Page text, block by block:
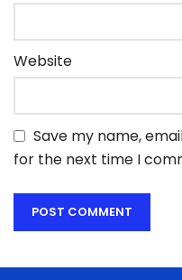
Website
Save my name,
for the next time I